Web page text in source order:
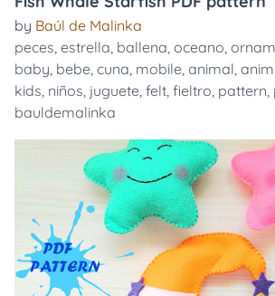
by Baúl de Malinka
peces estrella ballena oceano
baby bebe cuna mobile animal
kids niños juguete felt fieltro pattern
bauldemalinka